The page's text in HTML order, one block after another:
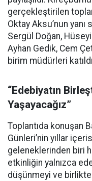
gerçekleştirilen
Oktay Aksu’nun yanı
Sergül Doğan,
Ayhan Gedik, Cem
birim müdürleri
“Edebiyatın
Yaşayacağız”
Toplantıda konuşan
Günleri’nin yıllar
geleneklerinden biri
etkinliğin yalnızca
düşünmeyi ve